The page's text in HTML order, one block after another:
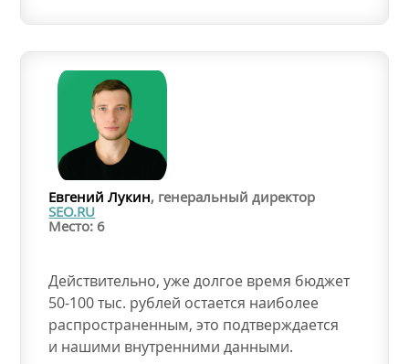
Евгений Лукин, генеральный директор
SEO.RU
Место: 6
Действительно, уже долгое время бюджет
50-100 тыс. рублей остается наиболее
распространенным, это подтверждается
и нашими внутренними данными.